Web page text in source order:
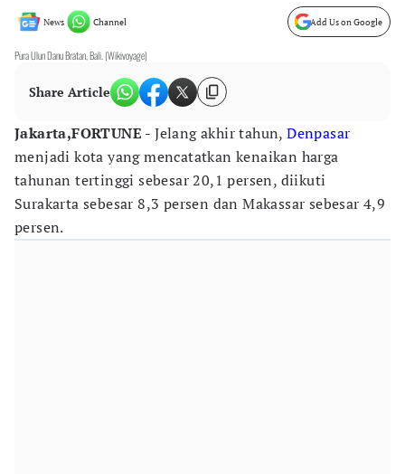
News Channel Add Us on Google
Pura Ulun Danu Bratan, Bali. (Wikivoyage)
Share Article
Jakarta,FORTUNE - Jelang akhir tahun,Denpasar
menjadi kota yang mencatatkan kenaikan harga
tahunan tertinggi sebesar 20,1 persen, diikuti
Surakarta sebesar 8,3 persen dan Makassar sebesar 4,9
persen.